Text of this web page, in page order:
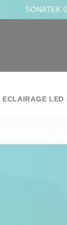
SONATEK
ECLAIRAGE LED